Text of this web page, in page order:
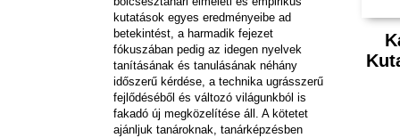
kutatások egyes eredményeibe ad
betekintést, a harmadik fejezet
fókuszában pedig az idegen nyelvek
tanításának és tanulásának néhány
időszerű kérdése, a technika ugrásszerű
fejlődéséből és változó világunkból is
fakadó új megközelítése áll. A kötetet
ajánljuk tanároknak, tanárképzésben